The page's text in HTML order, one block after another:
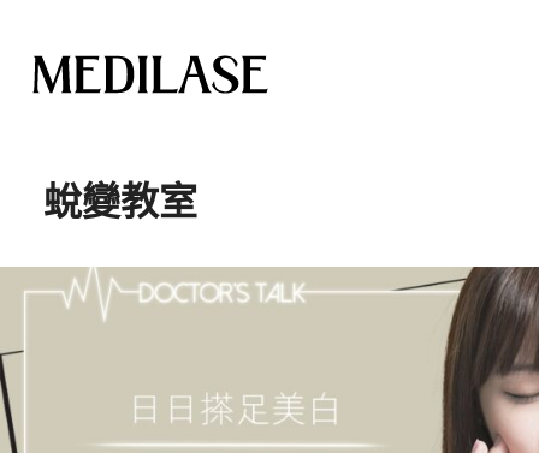
蛻變教室